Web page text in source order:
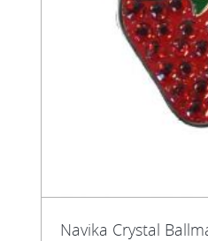
Navika Crystal